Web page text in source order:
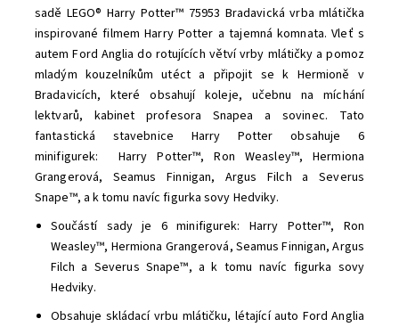
sadě LEGO® Harry Potter™ 75953 Bradavická vrba mlátička
inspirované filmem Harry Potter a tajemná komnata. Vleť s
autem Ford Anglia do rotujících větví vrby mlátičky a pomoz
mladým kouzelníkům utéct a připojit se k Hermioně v
Bradavicích, které obsahují koleje, učebnu na míchání
lektvarů, kabinet profesora Snapea a sovinec. Tato
fantastická stavebnice Harry Potter obsahuje 6
minifigurek: Harry Potter™, Ron Weasley™, Hermiona
Grangerová, Seamus Finnigan, Argus Filch a Severus
Snape™, a k tomu navíc figurka sovy Hedviky.
Součástí sady je 6 minifigurek: Harry Potter™, Ron
Weasley™, Hermiona Grangerová, Seamus Finnigan, Argus
Filch a Severus Snape™, a k tomu navíc figurka sovy
Hedviky.
Obsahuje skládací vrbu mlátičku, létající auto Ford Anglia